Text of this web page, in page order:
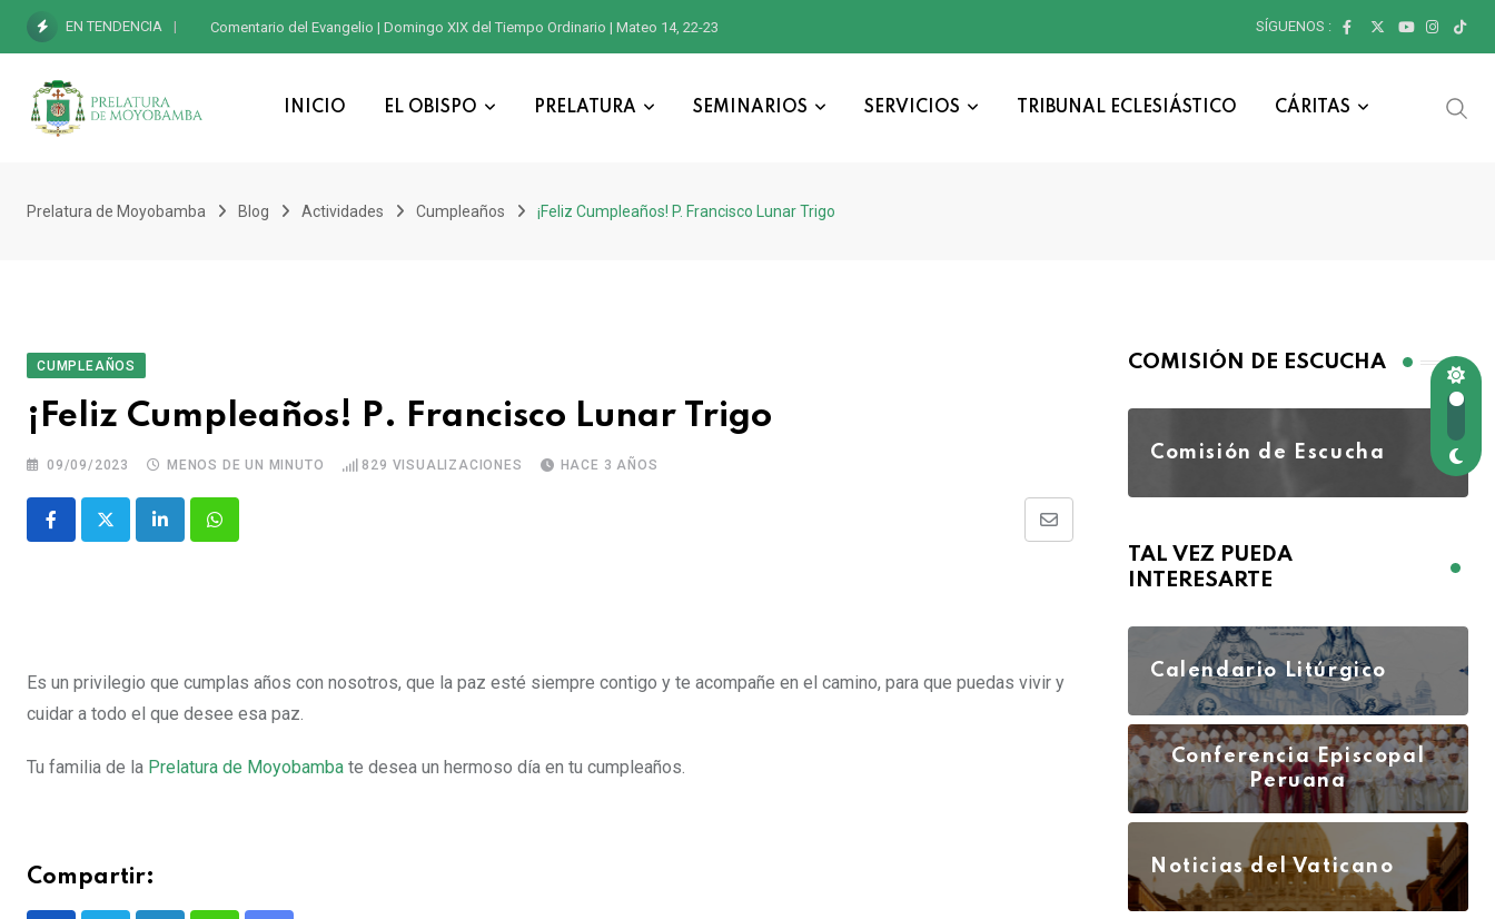
EN TENDENCIA Comentario del Evangelio | Domingo XIX del Tiempo Ordinario | Mateo 14, 22-23 SÍGUENOS :
INICIO EL OBISPO PRELATURA SEMINARIOS SERVICIOS TRIBUNAL ECLESIÁSTICO CÁRITAS
Prelatura de Moyobamba Blog Actividades Cumpleaños ¡Feliz Cumpleaños! P. Francisco Lunar Trigo
CUMPLEAÑOS
¡Feliz Cumpleaños! P. Francisco Lunar Trigo
09/09/2023 MENOS DE UN MINUTO 829 VISUALIZACIONES HACE 3 AÑOS
Es un privilegio que cumplas años con nosotros, que la paz esté siempre contigo y te acompañe en el camino, para que puedas vivir y
cuidar a todo el que desee esa paz.
Tu familia de la Prelatura de Moyobamba te desea un hermoso día en tu cumpleaños.
Compartir:
COMISIÓN DE ESCUCHA
Comisión de Escucha
TAL VEZ PUEDA
INTERESARTE
Calendario Litúrgico
Conferencia Episcopal
Peruana
Noticias del Vaticano